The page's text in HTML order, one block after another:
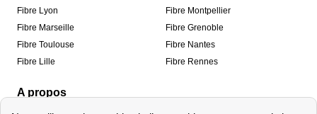
Fibre Lyon
Fibre Marseille
Fibre Toulouse
Fibre Lille
Fibre Montpellier
Fibre Grenoble
Fibre Nantes
Fibre Rennes
A propos